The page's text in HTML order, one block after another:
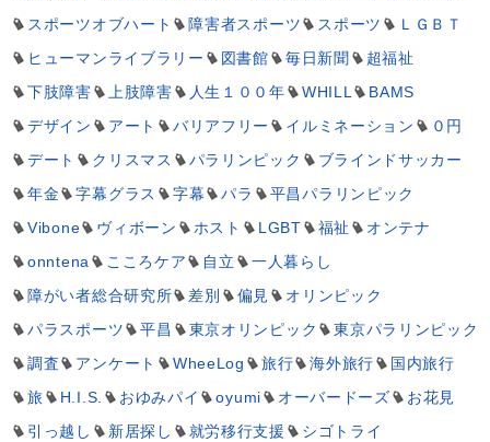
スポーツオブハート
障害者スポーツ スポーツ
ＬＧＢＴ
ヒューマンライブラリー
図書館 毎日新聞
超福祉
下肢障害
上肢障害 人生１００年 WHILL
BAMS
デザイン
アート バリアフリー イルミネーション
０円
デート
クリスマス パラリンピック
ブラインドサッカー
年金
字幕グラス 字幕 パラ
平昌パラリンピック
Vibone
ヴィボーン ホスト LGBT 福祉
オンテナ
onntena
こころケア 自立
一人暮らし
障がい者総合研究所
差別 偏見
オリンピック
パラスポーツ
平昌 東京オリンピック
東京パラリンピック
調査
アンケート WheeLog 旅行 海外旅行
国内旅行
旅
H.I.S. おゆみパイ oyumi オーバードーズ
お花見
引っ越し
新居探し 就労移行支援
シゴトライ